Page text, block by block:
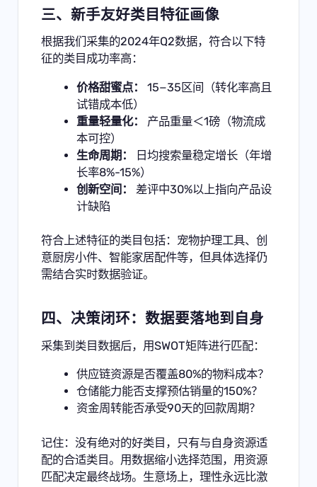
三、新手友好类目特征画像
根据我们采集的2024年Q2数据，符合以下特
征的类目成功率高：
价格甜蜜点：
15−35区间（转化率高且
试错成本低）
重量轻量化：
产品重量＜1磅（物流成
本可控）
生命周期：
日均搜索量稳定增长（年增
长率8%-15%）
创新空间：
差评中30%以上指向产品设
计缺陷
符合上述特征的类目包括：宠物护理工具、创
意厨房小件、智能家居配件等，但具体选择仍
需结合实时数据验证。
四、决策闭环：数据要落地到自身
采集到类目数据后，用SWOT矩阵进行匹配：
供应链资源是否覆盖80%的物料成本？
仓储能力能否支撑预估销量的150%？
资金周转能否承受90天的回款周期？
记住：没有绝对的好类目，只有与自身资源适
配的合适类目。用数据缩小选择范围，用资源
匹配决定最终战场。生意场上，理性永远比激